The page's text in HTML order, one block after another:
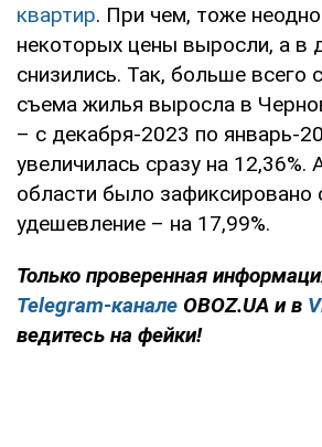
квартир. При чем, тоже
некоторых цены выросли, а в
снизились. Так, больше всего
съема жилья выросла в
– с декабря-2023 по январь-
увеличилась сразу на 12,36%.
области было
удешевление – на 17,99%.
Только проверенная
Telegram-канале OBOZ.UA и в
ведитесь на фейки!